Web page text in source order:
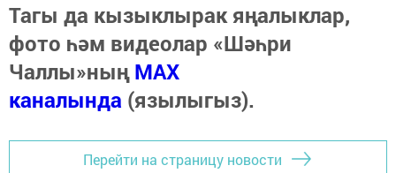
Тагы да кызыклырак яңалыклар,
фото һәм видеолар «Шәһри
Чаллы»ныңMAX
каналында (язылыгыз).
Перейти на страницу новости